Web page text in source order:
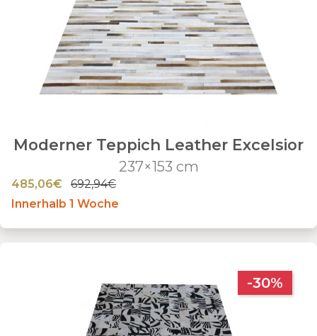
Moderner Teppich Leather Excelsior
237×153 cm
485,06€
692,94€
Innerhalb 1 Woche
-30%